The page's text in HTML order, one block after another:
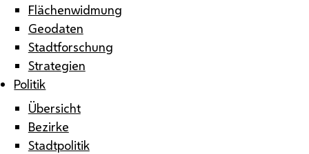
Flächenwidmung
Geodaten
Stadtforschung
Strategien
Politik
Übersicht
Bezirke
Stadtpolitik